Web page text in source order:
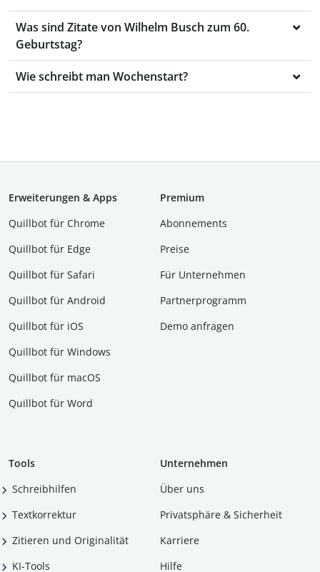
Was sind Zitate von Wilhelm Busch zum 60.
Geburtstag?
Wie schreibt man Wochenstart?
Erweiterungen & Apps
Quillbot für Chrome
Quillbot für Edge
Quillbot für Safari
Quillbot für Android
Quillbot für iOS
Quillbot für Windows
Quillbot für macOS
Quillbot für Word
Premium
Abon­ne­ments
Preise
Für Unternehmen
Partnerprogramm
Demo anfragen
Tools
Schreibhilfen
Textkorrektur
Zitieren und Originalität
KI-Tools
Unternehmen
Über uns
Privatsphäre & Sicherheit
Karriere
Hilfe